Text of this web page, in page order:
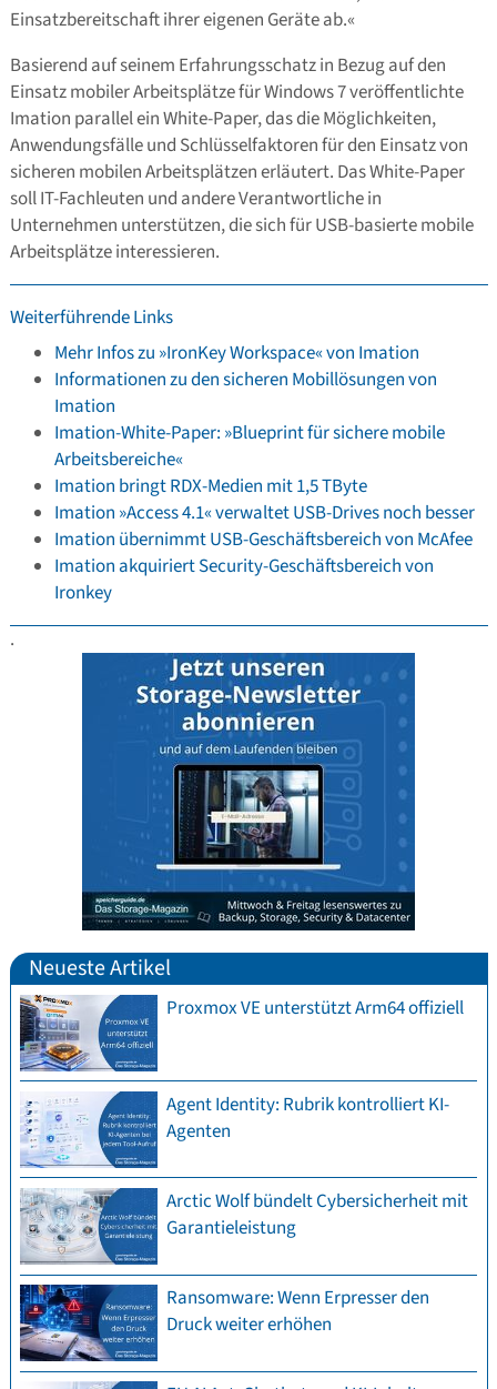
Einsatzbereitschaft ihrer eigenen Geräte ab.«
Basierend auf seinem Erfahrungsschatz in Bezug auf den
Einsatz mobiler Arbeitsplätze für Windows 7 veröffentlichte
Imation parallel ein White-Paper, das die Möglichkeiten,
Anwendungsfälle und Schlüsselfaktoren für den Einsatz von
sicheren mobilen Arbeitsplätzen erläutert. Das White-Paper
soll IT-Fachleuten und andere Verantwortliche in
Unternehmen unterstützen, die sich für USB-basierte mobile
Arbeitsplätze interessieren.
Weiterführende Links
Mehr Infos zu »IronKey Workspace« von Imation
Informationen zu den sicheren Mobillösungen von
Imation
Imation-White-Paper: »Blueprint für sichere mobile
Arbeitsbereiche«
Imation bringt RDX-Medien mit 1,5 TByte
Imation »Access 4.1« verwaltet USB-Drives noch besser
Imation übernimmt USB-Geschäftsbereich von McAfee
Imation akquiriert Security-Geschäftsbereich von
Ironkey
.
Neueste Artikel
Proxmox VE unterstützt Arm64 offiziell
Agent Identity: Rubrik kontrolliert KI-
Agenten
Arctic Wolf bündelt Cybersicherheit mit
Garantieleistung
Ransomware: Wenn Erpresser den
Druck weiter erhöhen